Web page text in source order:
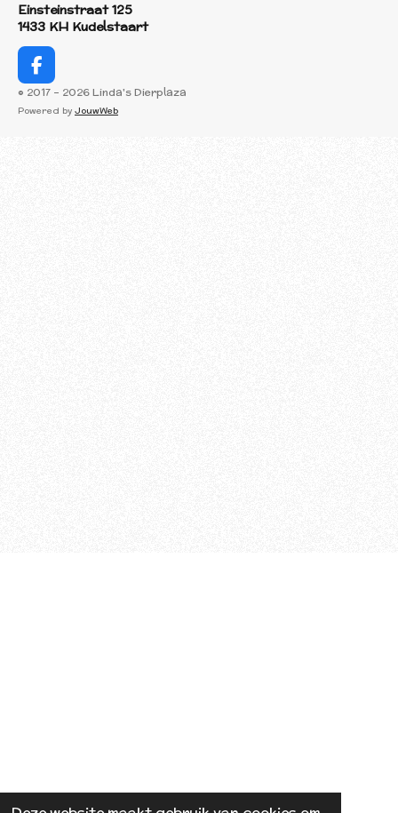
Einsteinstraat 125
1433 KH Kudelstaart
F
a
c
© 2017 - 2026 Linda's Dierplaza
Powered by JouwWeb